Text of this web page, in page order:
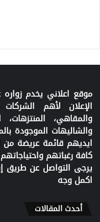
موقع اعلاني يخدم
الإعلان لأهم
والمقاهي، المنتزهات،
والشاليهات الموجودة
ايديهم قائمة عريضة من
كافة رغباتهم
يرجى التواصل عن طريق
اكمل وجه
أحدث المقالات